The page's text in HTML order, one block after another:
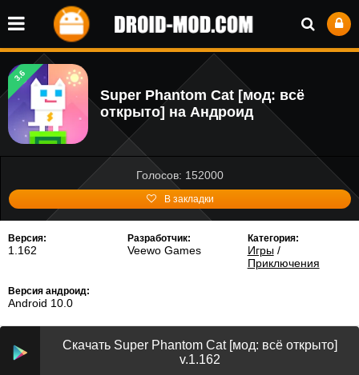
3.6
Super Phantom Cat [мод: всё
открыто] на Андроид
Голосов: 152000
В закладки
Версия:
1.162
Разработчик:
Veewo Games
Категория:
Игры/
Приключения
Версия андроид:
Android 10.0
Скачать Super Phantom Cat [мод: всё открыто]
v.1.162